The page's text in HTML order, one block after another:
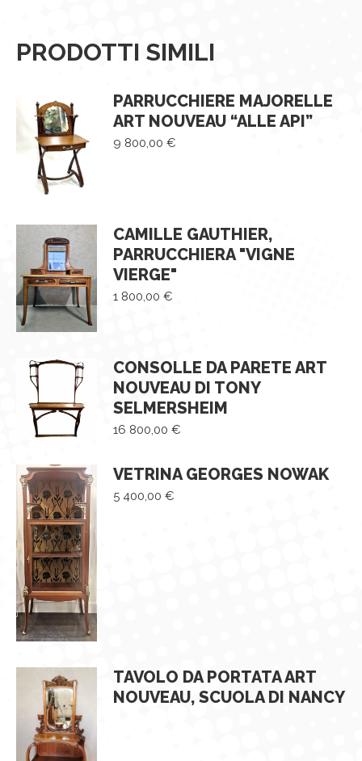
PRODOTTI SIMILI
PARRUCCHIERE MAJORELLE
ART NOUVEAU “ALLE API”
9 800,00 €
CAMILLE GAUTHIER,
PARRUCCHIERA "VIGNE
VIERGE"
1 800,00 €
CONSOLLE DA PARETE ART
NOUVEAU DI TONY
SELMERSHEIM
16 800,00 €
VETRINA GEORGES NOWAK
5 400,00 €
TAVOLO DA PORTATA ART
NOUVEAU, SCUOLA DI NANCY